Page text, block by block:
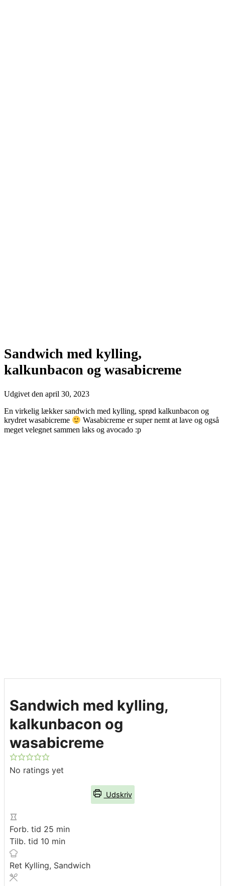
Sandwich med kylling,
kalkunbacon og wasabicreme
Udgivet den april 30, 2023
En virkelig lækker sandwich med kylling, sprød kalkunbacon og
krydret wasabicreme
Wasabicreme er super nemt at lave og også
meget velegnet sammen laks og avocado :p
Sandwich med kylling,
kalkunbacon og
wasabicreme
No ratings yet
Udskriv
Forb. tid 25 minutter
min
Tilb. tid 10 minutter
min
Ret Kylling, Sandwich